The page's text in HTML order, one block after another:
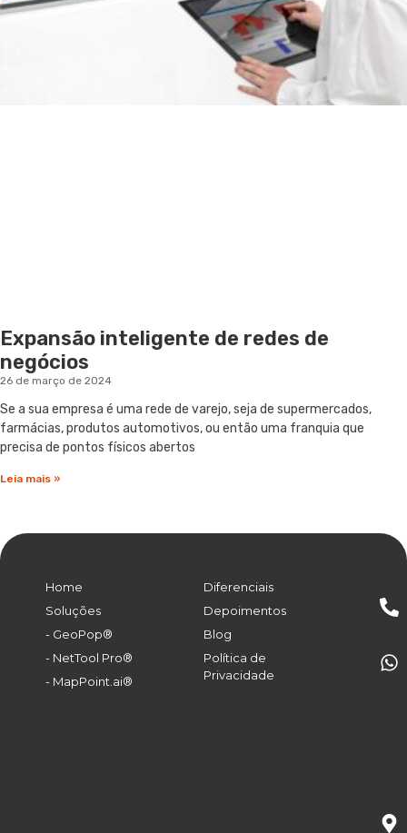
Expansão inteligente de redes de
negócios
26 de março de 2024
Se a sua empresa é uma rede de varejo, seja de supermercados,
farmácias, produtos automotivos, ou então uma franquia que
precisa de pontos físicos abertos
Leia mais »
Home
Soluções
- GeoPop®
- NetTool Pro®
- MapPoint.ai®
Diferenciais
Depoimentos
Blog
Política de
Privacidade